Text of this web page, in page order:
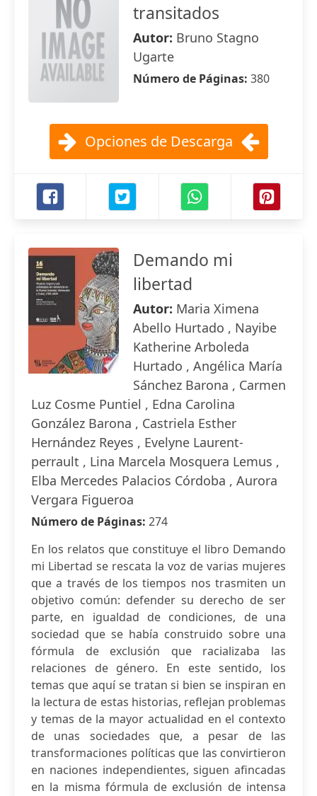
transitados
Autor: Bruno Stagno
Ugarte
Número de Páginas: 380
Opciones de Descarga
Demando mi
libertad
Autor: Maria Ximena
Abello Hurtado , Nayibe
Katherine Arboleda
Hurtado , Angélica María
Sánchez Barona , Carmen
Luz Cosme Puntiel , Edna Carolina
González Barona , Castriela Esther
Hernández Reyes , Evelyne Laurent-
perrault , Lina Marcela Mosquera Lemus ,
Elba Mercedes Palacios Córdoba , Aurora
Vergara Figueroa
Número de Páginas: 274
En los relatos que constituye el libro Demando
mi Libertad se rescata la voz de varias mujeres
que a través de los tiempos nos trasmiten un
objetivo común: defender su derecho de ser
parte, en igualdad de condiciones, de una
sociedad que se había construido sobre una
fórmula de exclusión que racializaba las
relaciones de género. En este sentido, los
temas que aquí se tratan si bien se inspiran en
la lectura de estas historias, reflejan problemas
y temas de la mayor actualidad en el contexto
de unas sociedades que, a pesar de las
transformaciones políticas que las convirtieron
en naciones independientes, siguen afincadas
en la misma fórmula de exclusión de intensa